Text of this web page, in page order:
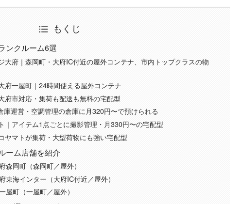
もくじ
ンクルーム6選
大府｜森岡町・大府IC付近の屋外コンテナ、市内トップクラスの物
府一屋町｜24時間使える屋外コンテナ
府市対応・集荷も配送も無料の宅配型
庫運営・空調管理の倉庫に月320円〜で預けられる
｜アイテム1点ごとに撮影管理・月330円〜の宅配型
ヤマトが集荷・大型荷物にも強い宅配型
ーム店舗を紹介
森岡町（森岡町／屋外）
東海インター（大府IC付近／屋外）
屋町（一屋町／屋外）